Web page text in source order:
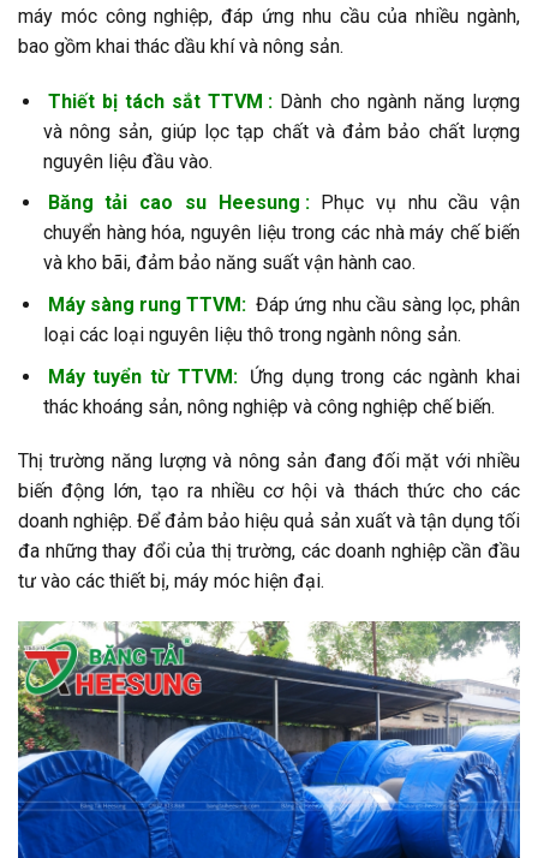
máy móc công nghiệp, đáp ứng nhu cầu của nhiều ngành,
bao gồm khai thác dầu khí và nông sản.
Thiết bị tách sắt TTVM : Dành cho ngành năng lượng
và nông sản, giúp lọc tạp chất và đảm bảo chất lượng
nguyên liệu đầu vào.
Băng tải cao su Heesung :Phục vụ nhu cầu vận
chuyển hàng hóa, nguyên liệu trong các nhà máy chế biến
và kho bãi, đảm bảo năng suất vận hành cao.
Máy sàng rung TTVM: Đáp ứng nhu cầu sàng lọc, phân
loại các loại nguyên liệu thô trong ngành nông sản.
Máy tuyển từ TTVM:
Ứng dụng trong các ngành khai
thác khoáng sản, nông nghiệp và công nghiệp chế biến.
Thị trường năng lượng và nông sản đang đối mặt với nhiều
biến động lớn, tạo ra nhiều cơ hội và thách thức cho các
doanh nghiệp. Để đảm bảo hiệu quả sản xuất và tận dụng tối
đa những thay đổi của thị trường, các doanh nghiệp cần đầu
tư vào các thiết bị, máy móc hiện đại.